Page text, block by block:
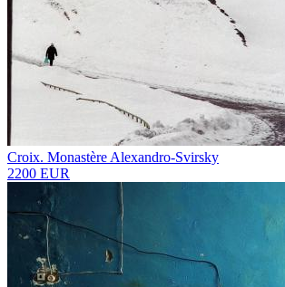
Croix. Monastère Alexandro-Svirsky
2200 EUR